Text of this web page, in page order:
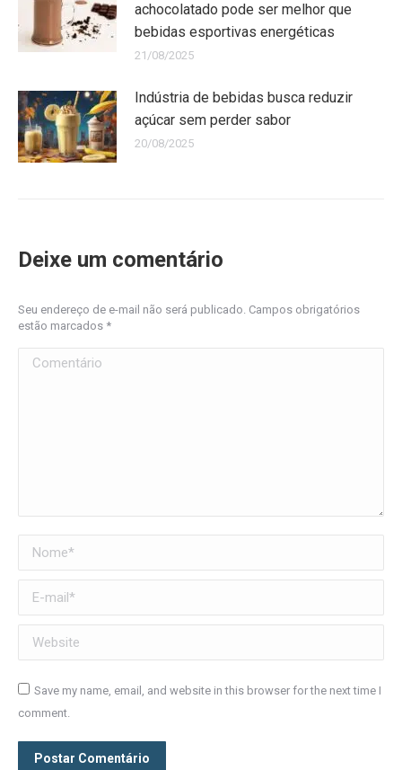
achocolatado pode ser melhor que
bebidas esportivas energéticas
21/08/2025
Indústria de bebidas busca reduzir
açúcar sem perder sabor
20/08/2025
Deixe um comentário
Seu endereço de e-mail não será publicado. Campos obrigatórios
estão marcados *
Comentário
Nome *
E-mail *
Website
Save my name, email, and website in this browser for the next time I
comment.
Postar Comentário